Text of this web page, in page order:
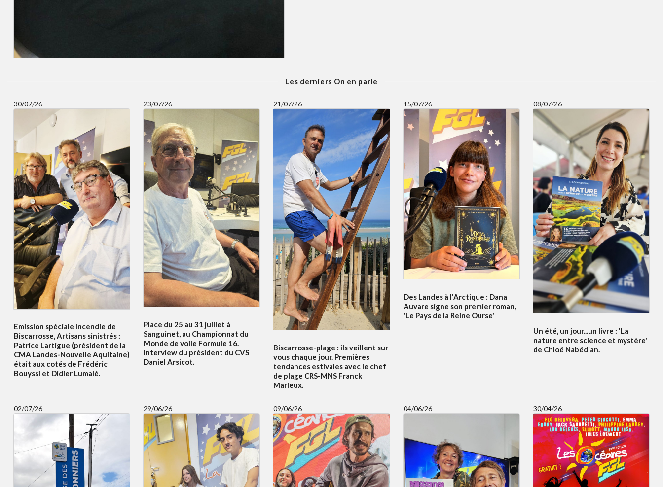
Les derniers On en parle
30/07/26
Emission spéciale Incendie de
Biscarrosse, Artisans sinistrés :
Patrice Lartigue (président de la
CMA Landes-Nouvelle Aquitaine)
était aux cotés de Frédéric
Bouyssi et Didier Lumalé.
23/07/26
Place du 25 au 31 juillet à
Sanguinet, au Championnat du
Monde de voile Formule 16.
Interview du président du CVS
Daniel Arsicot.
21/07/26
Biscarrosse-plage : ils veillent sur
vous chaque jour. Premières
tendances estivales avec le chef
de plage CRS-MNS Franck
Marleux.
15/07/26
Des Landes à l'Arctique : Dana
Auvare signe son premier roman,
'Le Pays de la Reine Ourse'
08/07/26
Un été, un jour...un livre : 'La
nature entre science et mystère'
de Chloé Nabédian.
02/07/26 29/06/26 09/06/26 04/06/26 30/04/26